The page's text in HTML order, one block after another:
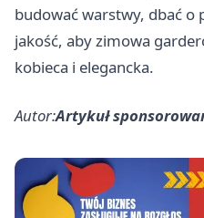
budować warstwy, dbać o
jakość, aby zimowa
kobieca i elegancka.
Autor:Artykuł